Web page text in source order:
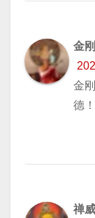
金
金
德
禅